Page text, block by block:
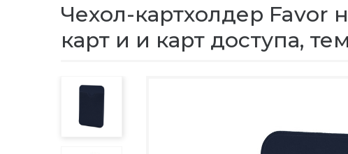
Чехол-картхолдер Favor
карт и и карт доступа,